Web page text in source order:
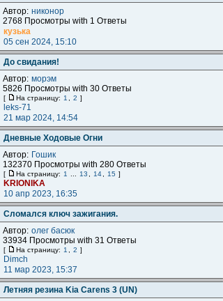
Автор: никонор
2768 Просмотры with 1 Ответы
кузька
05 сен 2024, 15:10
До свидания!
Автор: морэм
5826 Просмотры with 30 Ответы
[ На страницу: 1 2 ]
leks-71
21 мар 2024, 14:54
Дневные Ходовые Огни
Автор: Гошик
132370 Просмотры with 280 Ответы
[ На страницу: 1 13 14 15 ]
KRIONIKA
10 апр 2023, 16:35
Сломался ключ зажигания.
Автор: олег басюк
33934 Просмотры with 31 Ответы
[ На страницу: 1 2 ]
Dimch
11 мар 2023, 15:37
Летняя резина Kia Carens 3 (UN)